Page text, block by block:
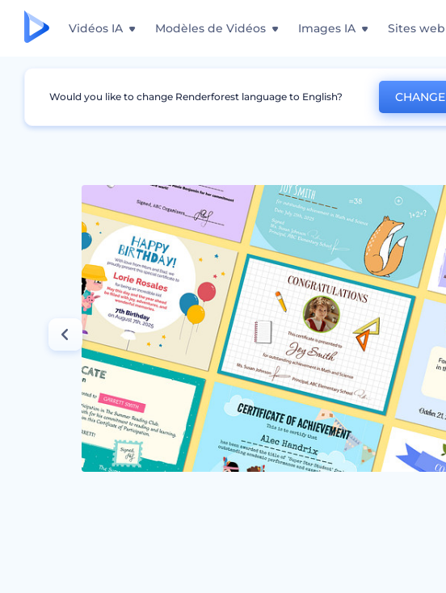
Vidéos IA Modèles de Vidéos Images IA Sites web
Graphismes Certificat Certificats de réussite des enfants
Would you like to change Renderforest language to English? CHANGE